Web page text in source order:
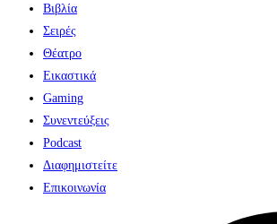
Βιβλία
Σειρές
Θέατρο
Εικαστικά
Gaming
Συνεντεύξεις
Podcast
Διαφημιστείτε
Επικοινωνία